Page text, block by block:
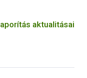
aktualitásai